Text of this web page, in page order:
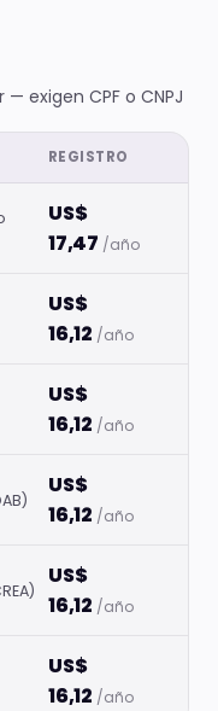
exigen CPF o CNPJ
REGISTRO
US$
17,47 /año
US$
16,12 /año
US$
16,12 /año
US$
16,12 /año
US$
16,12 /año
US$
16,12 /año